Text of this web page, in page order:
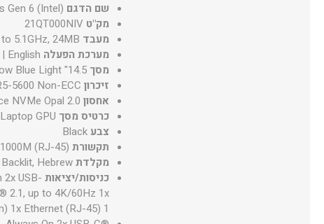
שם הדגם Gen 6 (Intel)
מק"ט 21QT000NIV
מעבד 5.1GHz, 24MB
מערכת הפעלה English
מסך 14.5" WQXGA (2560x1600) IPS 400nits Anti-glare, 100% sRGB, 90Hz, Eyesafe®, TÜV Low Blue Light
זיכרון 5600 Non-ECC
אחסון NVMe Opal 2.0
כרטיס מסך GPU
צבעBlack
תקשורת (RJ-45)
מקלדתBacklit, Hebrew
כניסות/יציאות 2x USB-
2.1, up to 4K/60Hz 1x
1x Ethernet (RJ-45) 1